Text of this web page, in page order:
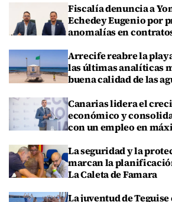
Fiscalía denuncia a
Echedey Eugenio por
anomalías en
Arrecife reabre la
las últimas analíticas
buena calidad de las
Canarias lidera el
económico y
con un empleo en
La seguridad y la
marcan la
La Caleta de Famara
La juventud de